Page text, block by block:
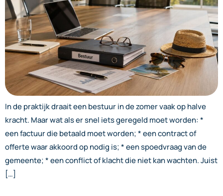
In de praktijk draait een bestuur in de zomer vaak op halve
kracht. Maar wat als er snel iets geregeld moet worden: *
een factuur die betaald moet worden; * een contract of
offerte waar akkoord op nodig is; * een spoedvraag van de
gemeente; * een conflict of klacht die niet kan wachten. Juist
[…]